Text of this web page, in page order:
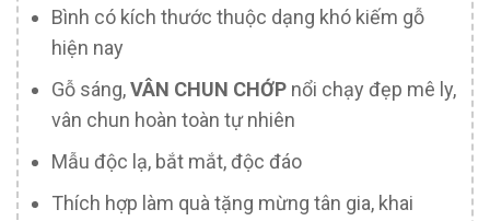
Bình có kích thước thuộc dạng khó kiếm gỗ
hiện nay
Gỗ sáng,VÂN CHUN CHỚP nổi chạy đẹp mê ly,
vân chun hoàn toàn tự nhiên
Mẫu độc lạ, bắt mắt, độc đáo
Thích hợp làm quà tặng mừng tân gia, khai